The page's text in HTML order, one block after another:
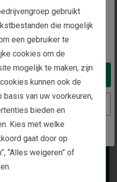
trying to reach is
in the Netherlands
United States
States website
gebruikt
die mogelijk
een gebruiker te
cookies om de
mogelijk te maken, zijn
kunnen ook de
basis van uw voorkeuren,
bieden en
Kies met welke
gaat door op
“Alles weigeren” of